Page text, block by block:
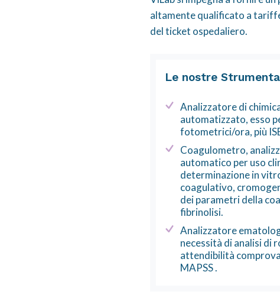
altamente qualificato a
del ticket ospedaliero.
Le nostre
Analizzatore di
automatizzato, esso
fotometrici/ora, più
Coagulometro,
automatico per uso
determinazione in
coagulativo,
dei parametri della
fibrinolisi.
Analizzatore
necessità di analisi di
attendibilità
MAPSS .